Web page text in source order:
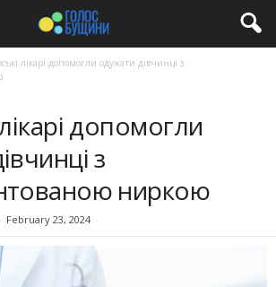
лікарі допомогли одужати дівчинці з
допомогли
з
ниркою
February 23, 2024